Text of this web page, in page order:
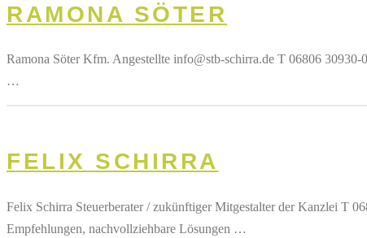
RAMONA SÖTER
Ramona Söter Kfm. Angestellte info@stb-schirra.de T 06806
…
FELIX SCHIRRA
Felix Schirra Steuerberater / zukünftiger Mitgestalter der Kanzlei T
Empfehlungen, nachvollziehbare Lösungen …